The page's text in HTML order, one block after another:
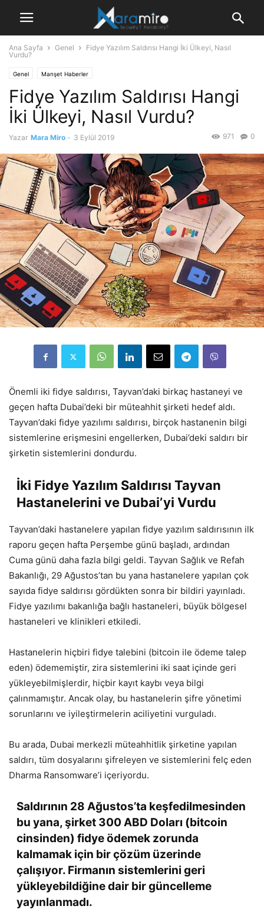
Ana Sayfa Genel
Fidye Yazılım Saldırısı Hangi İki Ülkeyi, Nasıl
Vurdu?
Genel Manşet Haberler
Fidye Yazılım Saldırısı Hangi
İki Ülkeyi, Nasıl Vurdu?
Yazar Mara Miro - 3 Eylül 2019 0
971
Önemli iki fidye saldırısı, Tayvan’daki birkaç hastaneyi ve
geçen hafta Dubai’deki bir müteahhit şirketi hedef aldı.
Tayvan’daki fidye yazılımı saldırısı, birçok hastanenin bilgi
sistemlerine erişmesini engellerken, Dubai’deki saldırı bir
şirketin sistemlerini dondurdu.
İki Fidye Yazılım Saldırısı Tayvan
Hastanelerini ve Dubai’yi Vurdu
Tayvan’daki hastanelere yapılan fidye yazılım saldırısının ilk
raporu geçen hafta Perşembe günü başladı, ardından
Cuma günü daha fazla bilgi geldi. Tayvan Sağlık ve Refah
Bakanlığı, 29 Ağustos’tan bu yana hastanelere yapılan çok
sayıda fidye saldırısı gördükten sonra bir bildiri yayınladı.
Fidye yazılımı bakanlığa bağlı hastaneleri, büyük bölgesel
hastaneleri ve klinikleri etkiledi.
Hastanelerin hiçbiri fidye talebini (bitcoin ile ödeme talep
eden) ödememiştir, zira sistemlerini iki saat içinde geri
yükleyebilmişlerdir, hiçbir kayıt kaybı veya bilgi
çalınmamıştır. Ancak olay, bu hastanelerin şifre yönetimi
sorunlarını ve iyileştirmelerin aciliyetini vurguladı.
Bu arada, Dubai merkezli müteahhitlik şirketine yapılan
saldırı, tüm dosyalarını şifreleyen ve sistemlerini felç eden
Dharma Ransomware’i içeriyordu.
Saldırının 28 Ağustos’ta keşfedilmesinden
bu yana, şirket 300 ABD Doları (bitcoin
cinsinden) fidye ödemek zorunda
kalmamak için bir çözüm üzerinde
çalışıyor. Firmanın sistemlerini geri
yükleyebildiğine dair bir güncelleme
yayınlanmadı.